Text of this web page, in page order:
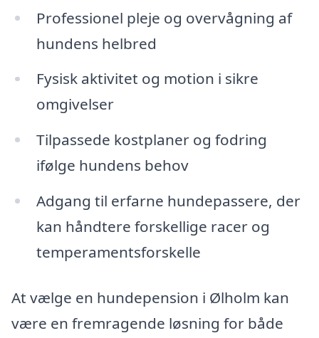
Professionel pleje og overvågning af
hundens helbred
Fysisk aktivitet og motion i sikre
omgivelser
Tilpassede kostplaner og fodring
ifølge hundens behov
Adgang til erfarne hundepassere, der
kan håndtere forskellige racer og
temperamentsforskelle
At vælge en hundepension i Ølholm kan
være en fremragende løsning for både